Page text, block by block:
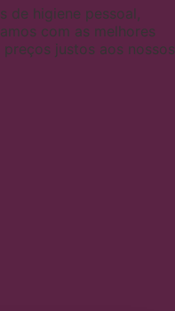
de higiene pessoal,
com as melhores
justos aos nossos